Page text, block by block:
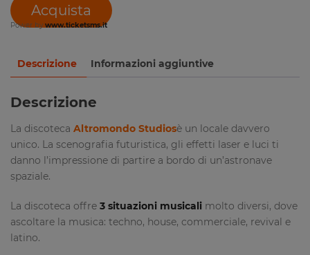
Acquista
Power by www.ticketsms.it
Descrizione Informazioni aggiuntive
Descrizione
La discoteca Altromondo Studiosè un locale davvero
unico. La scenografia futuristica, gli effetti laser e luci ti
danno l’impressione di partire a bordo di un’astronave
spaziale.
La discoteca offre 3 situazioni musicali molto diversi, dove
ascoltare la musica: techno, house, commerciale, revival e
latino.